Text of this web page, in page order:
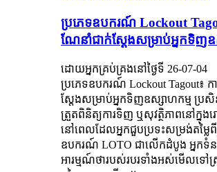
ប្រភេទឧបករណ៍ Lockout
ណែនាំជាក់ស្តែងសម្រាប់អ្នកទិញ
ដោយអ្នកគ្រប់គ្រងនៅថ្ងៃទី 26-07-04
ប្រភេទឧបករណ៍ Lockout Tagout៖ ក
ស្តែងសម្រាប់អ្នកទិញឧស្សាហកម្ម ប្រសិន
ត្រួតពិនិត្យការទិញ ឬសុវត្ថិភាពនៅក្នុងរ
នៅពេលដែលអ្នកជួបប្រទះសម្រង់តម្លៃពីអ្
ឧបករណ៍ LOTO ជាលើកដំបូង អ្នកទំន
អារម្មណ៍ថារបស់របរទាំងអស់មើលទៅស្រ